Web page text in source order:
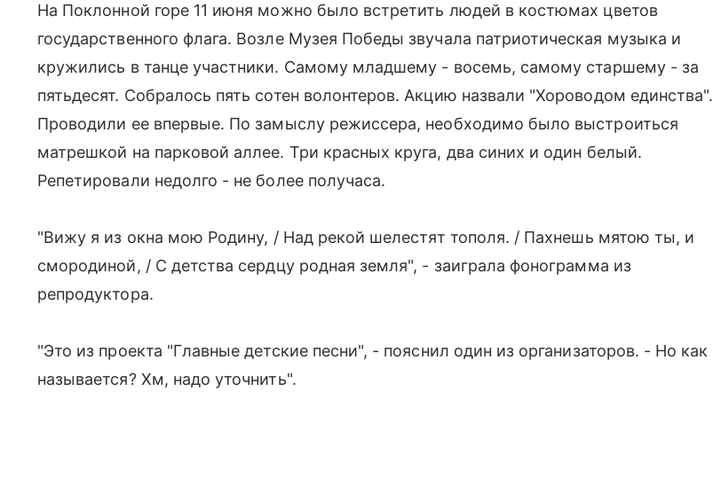
На Поклонной горе 11 июня можно было встретить людей в костюмах цветов
государственного флага. Возле Музея Победы звучала патриотическая музыка и
кружились в танце участники. Самому младшему - восемь, самому старшему - за
пятьдесят. Собралось пять сотен волонтеров. Акцию назвали "Хороводом единства".
Проводили ее впервые. По замыслу режиссера, необходимо было выстроиться
матрешкой на парковой аллее. Три красных круга, два синих и один белый.
Репетировали недолго - не более получаса.
"Вижу я из окна мою Родину, / Над рекой шелестят тополя. / Пахнешь мятою ты, и
смородиной, / С детства сердцу родная земля", - заиграла фонограмма из
репродуктора.
"Это из проекта "Главные детские песни", - пояснил один из организаторов. - Но как
называется? Хм, надо уточнить".